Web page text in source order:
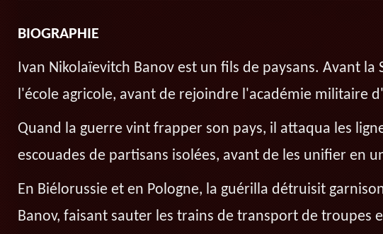
BIOGRAPHIE
Ivan Nikolaïevitch Banov est un fils de paysans. Avant
l'école agricole, avant de rejoindre l'académie militaire
Quand la guerre vint frapper son pays, il attaqua les
escouades de partisans isolées, avant de les unifier en
En Biélorussie et en Pologne, la guérilla détruisit
Banov, faisant sauter les trains de transport de troupes